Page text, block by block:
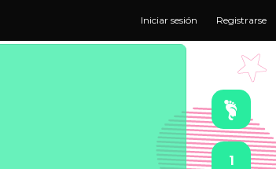
Iniciar sesión Registrarse
1